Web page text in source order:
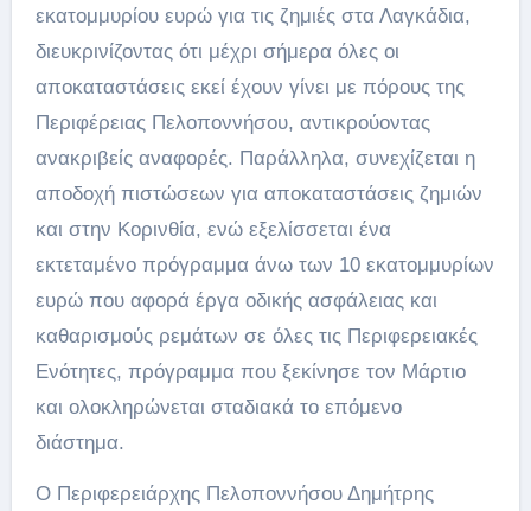
εκατομμυρίου ευρώ για τις ζημιές στα Λαγκάδια,
διευκρινίζοντας ότι μέχρι σήμερα όλες οι
αποκαταστάσεις εκεί έχουν γίνει με πόρους της
Περιφέρειας Πελοποννήσου, αντικρούοντας
ανακριβείς αναφορές. Παράλληλα, συνεχίζεται η
αποδοχή πιστώσεων για αποκαταστάσεις ζημιών
και στην Κορινθία, ενώ εξελίσσεται ένα
εκτεταμένο πρόγραμμα άνω των 10 εκατομμυρίων
ευρώ που αφορά έργα οδικής ασφάλειας και
καθαρισμούς ρεμάτων σε όλες τις Περιφερειακές
Ενότητες, πρόγραμμα που ξεκίνησε τον Μάρτιο
και ολοκληρώνεται σταδιακά το επόμενο
διάστημα.
Ο Περιφερειάρχης Πελοποννήσου Δημήτρης